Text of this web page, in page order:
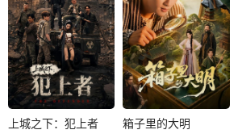
上城之下：犯上者 箱子里的大明